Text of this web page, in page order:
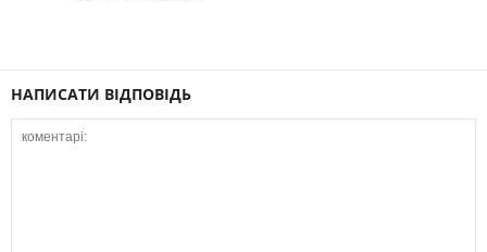
НАПИСАТИ ВІДПОВІДЬ